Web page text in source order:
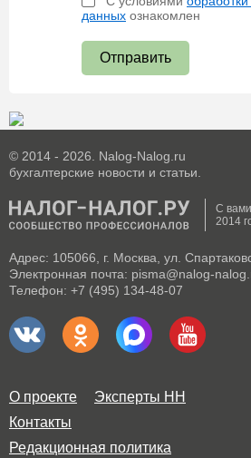
данных ознакомлен
Отправить
© 2014 - 2026. Nalog-Nalog.ru
бухгалтерские новости и статьи.
С
2014
Адрес: 105066, г. Москва, ул.
Электронная почта: pisma@nalog-
Телефон: +7 (495) 134-48-07
О проекте
Эксперты НН
Контакты
Редакционная политика